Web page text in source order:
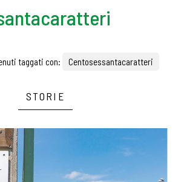
taggati con: Centosessantacaratteri
STORIE